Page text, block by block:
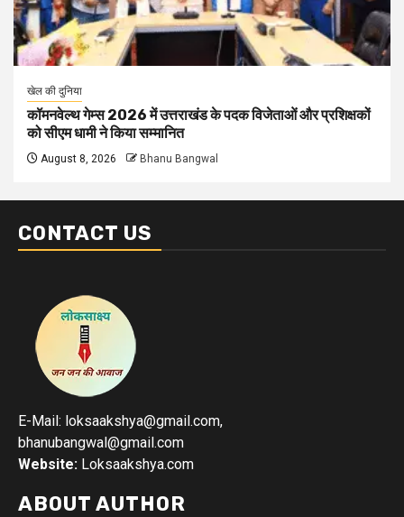
खेल की दुनिया
कॉमनवेल्थ गेम्स 2026 में उत्तराखंड के पदक विजेताओं और प्रशिक्षकों
को सीएम धामी ने किया सम्मानित
August 8, 2026 Bhanu Bangwal
CONTACT US
E-Mail: loksaakshya@gmail.com,
bhanubangwal@gmail.com
Website: Loksaakshya.com
ABOUT AUTHOR